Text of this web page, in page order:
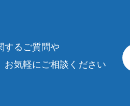
するご質問や
お気軽にご相談ください